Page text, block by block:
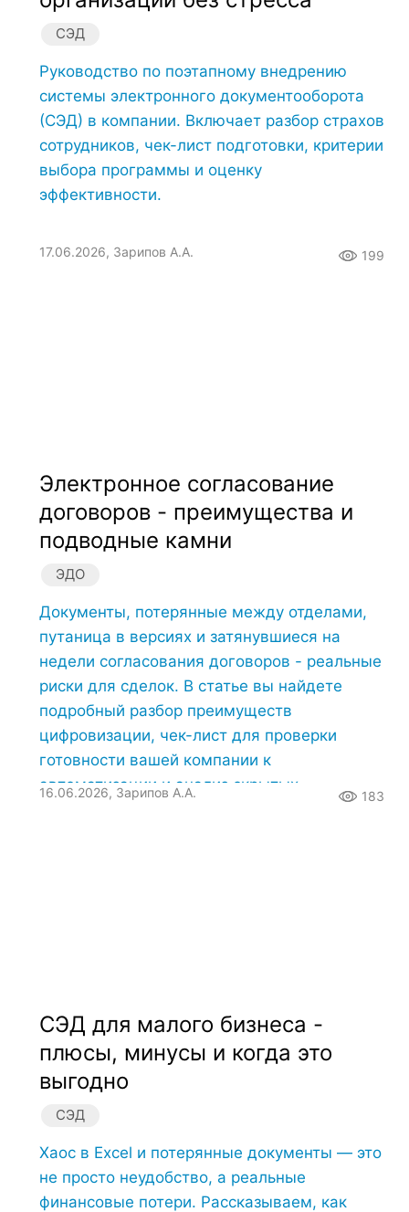
СЭД
Руководство по поэтапному внедрению
системы электронного документооборота
(СЭД) в компании. Включает разбор страхов
сотрудников, чек-лист подготовки, критерии
выбора программы и оценку
эффективности.
17.06.2026, Зарипов А.А. 199
Электронное согласование
договоров - преимущества и
подводные камни
ЭДО
Документы, потерянные между отделами,
путаница в версиях и затянувшиеся на
недели согласования договоров - реальные
риски для сделок. В статье вы найдете
подробный разбор преимуществ
цифровизации, чек-лист для проверки
готовности вашей компании к
автоматизации и анализ скрытых
16.06.2026, Зарипов А.А. 183
СЭД для малого бизнеса -
плюсы, минусы и когда это
выгодно
СЭД
Хаос в Excel и потерянные документы — это
не просто неудобство, а реальные
финансовые потери. Рассказываем, как